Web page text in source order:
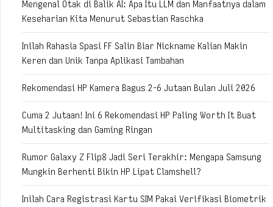
Mengenal Otak di Balik AI: Apa Itu LLM dan Manfaatnya dalam
Keseharian Kita Menurut Sebastian Raschka
Inilah Rahasia Spasi FF Salin Biar Nickname Kalian Makin
Keren dan Unik Tanpa Aplikasi Tambahan
Rekomendasi HP Kamera Bagus 2-6 Jutaan Bulan Juli 2026
Cuma 2 Jutaan! Ini 6 Rekomendasi HP Paling Worth It Buat
Multitasking dan Gaming Ringan
Rumor Galaxy Z Flip8 Jadi Seri Terakhir: Mengapa Samsung
Mungkin Berhenti Bikin HP Lipat Clamshell?
Inilah Cara Registrasi Kartu SIM Pakai Verifikasi Biometrik